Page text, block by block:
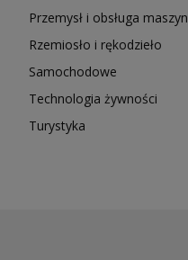
Przemysł i obsługa maszyn
Rzemiosło i rękodzieło
Samochodowe
Technologia żywności
Turystyka